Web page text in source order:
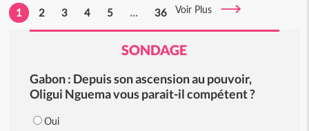
1 2 3 4 5 ... 36 Voir Plus
SONDAGE
Gabon : Depuis son ascension au pouvoir,
Oligui Nguema vous parait-il compétent ?
Oui